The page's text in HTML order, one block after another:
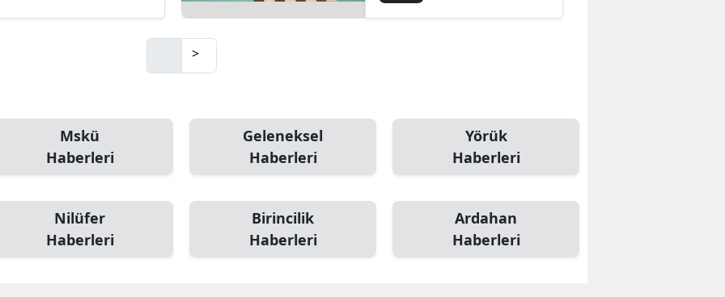
Tekirdağ
Tokat
Tunceli
Şanlıurfa
>
Mskü
Haberleri
Geleneksel
Haberleri
Yörük
Haberleri
Nilüfer
Haberleri
Birincilik
Haberleri
Ardahan
Haberleri